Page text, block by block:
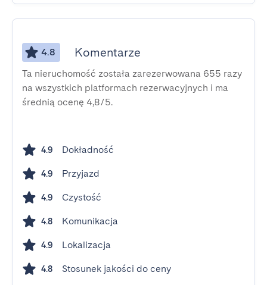
4.8 Komentarze
Ta nieruchomość została zarezerwowana 655 razy
na wszystkich platformach rezerwacyjnych i ma
średnią ocenę 4,8/5.
4.9 Dokładność
4.9 Przyjazd
4.9 Czystość
4.8 Komunikacja
4.9 Lokalizacja
4.8 Stosunek jakości do ceny